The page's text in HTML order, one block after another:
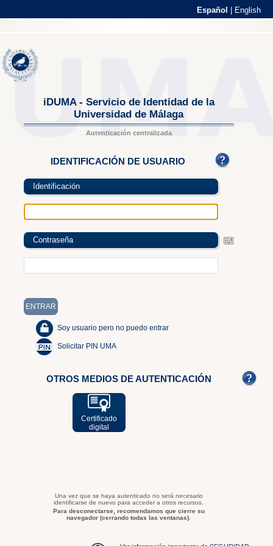
Español English
iDUMA - Servicio de Identidad de la
Universidad de Málaga
Autenticación centralizada
IDENTIFICACIÓN DE USUARIO
Identificación
Contraseña
Soy usuario pero no puedo entrar
Solicitar PIN UMA
OTROS MEDIOS DE AUTENTICACIÓN
Certificado
digital
Una vez que se haya autenticado no será necesario
identificarse de nuevo para acceder a otros recursos.
Para desconectarse, recomendamos que cierre su
navegador (cerrando todas las ventanas).